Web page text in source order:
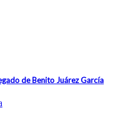
de Benito Juárez García